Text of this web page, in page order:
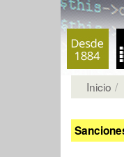
Inicio